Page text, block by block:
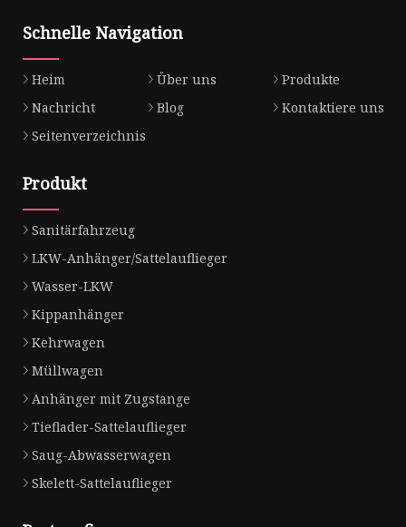
Schnelle Navigation
Heim Über uns
Produkte
Nachricht
Blog
Kontaktiere uns
Seitenverzeichnis
Produkt
Sanitärfahrzeug
LKW-Anhänger/Sattelauflieger
Wasser-LKW
Kippanhänger
Kehrwagen
Müllwagen
Anhänger mit Zugstange
Tieflader-Sattelauflieger
Saug-Abwasserwagen
Skelett-Sattelauflieger